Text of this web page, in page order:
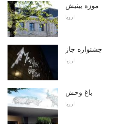
موزه یینیش
اروپا
جشنواره جاز
اروپا
باغ وحش
اروپا